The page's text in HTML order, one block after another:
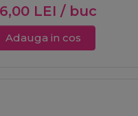
LEI / buc
Adauga in cos